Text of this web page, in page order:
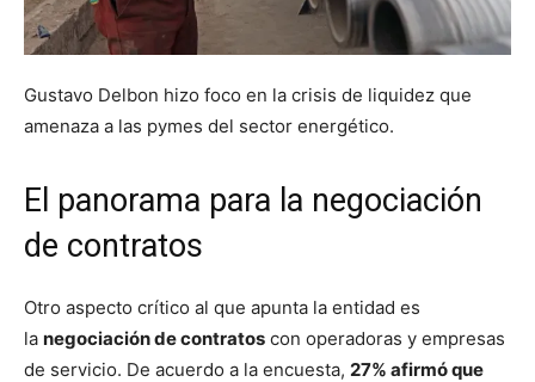
Gustavo Delbon hizo foco en la crisis de liquidez que
amenaza a las pymes del sector energético.
El panorama para la negociación
de contratos
Otro aspecto crítico al que apunta la entidad es
la negociación de contratos con operadoras y empresas
de servicio. De acuerdo a la encuesta, 27% afirmó que